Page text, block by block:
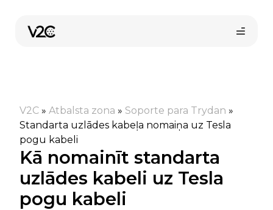
content
Pirkt tiešsaistē
V2C » Atbalsta zona » Soporte para Trydan »
Standarta uzlādes kabeļa nomaiņa uz Tesla
pogu kabeli
Kā nomainīt standarta
uzlādes kabeli uz Tesla
pogu kabeli